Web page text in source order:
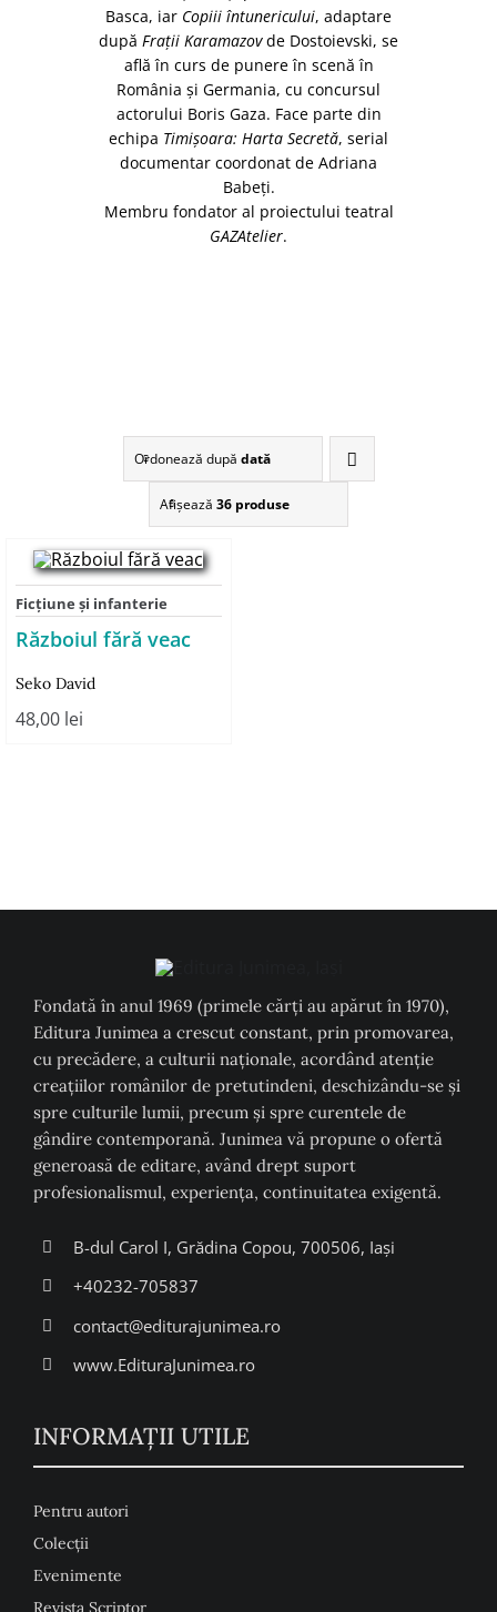
Basca, iar Copiii întunericului, adaptare
după Fraţii Karamazovde Dostoievski, se
află în curs de punere în scenă în
România şi Germania, cu concursul
actorului Boris Gaza. Face parte din
echipa Timişoara: Harta Secretă, serial
documentar coordonat de Adriana
Babeţi.
Membru fondator al proiectului teatral
GAZAtelier.
Ordonează după dată
Afişează 36 produse
Ficţiune şi infanterie
Războiul fără veac
Seko David
48,00 lei
Fondată în anul 1969 (primele cărți au apărut în 1970),
Editura Junimea a crescut constant, prin promovarea,
cu precădere, a culturii naţionale, acordând atenţie
creaţiilor românilor de pretutindeni, deschizându-se şi
spre culturile lumii, precum şi spre curentele de
gândire contemporană. Junimea vă propune o ofertă
generoasă de editare, având drept suport
profesionalismul, experiența, continuitatea exigentă.
B-dul Carol I, Grădina Copou, 700506, Iași
+40232-705837
contact@editurajunimea.ro
www.EdituraJunimea.ro
INFORMAŢII UTILE
Pentru autori
Colecţii
Evenimente
Revista Scriptor